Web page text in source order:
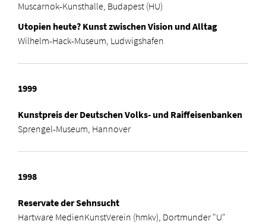
Muscarnok-Kunsthalle, Budapest (HU)
Utopien heute? Kunst zwischen Vision und Alltag
Wilhelm-Hack-Museum, Ludwigshafen
1999
Kunstpreis der Deutschen Volks- und Raiffeisenbanken
Sprengel-Museum, Hannover
1998
Reservate der Sehnsucht
Hartware MedienKunstVerein (hmkv), Dortmunder "U"